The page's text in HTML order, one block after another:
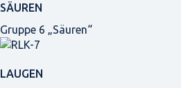
SÄUREN
Gruppe 6 „Säuren“
LAUGEN